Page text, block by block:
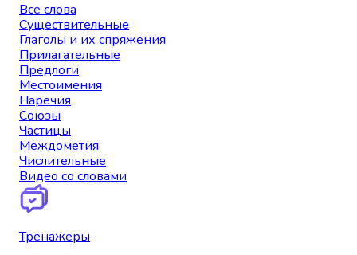
Все слова
Существительные
Глаголы и их спряжения
Прилагательные
Предлоги
Местоимения
Наречия
Союзы
Частицы
Междометия
Числительные
Видео со словами
Тренажеры